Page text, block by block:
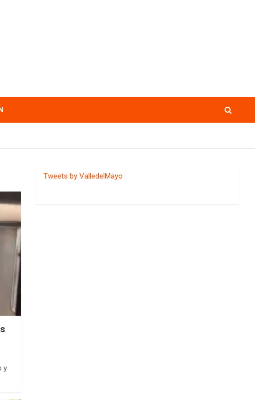
y
Tweets by ValledelMayo